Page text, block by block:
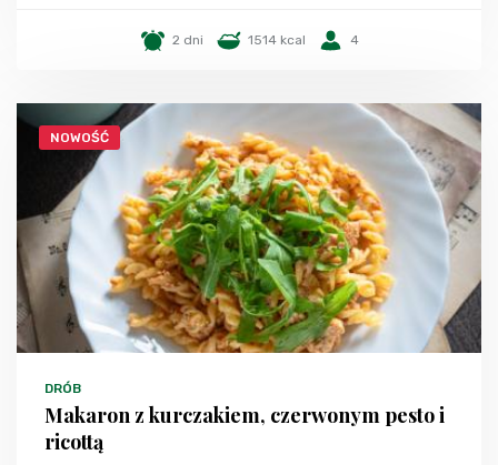
2 dni 1514 kcal 4
NOWOŚĆ
DRÓB
Makaron z kurczakiem, czerwonym pesto i
ricottą